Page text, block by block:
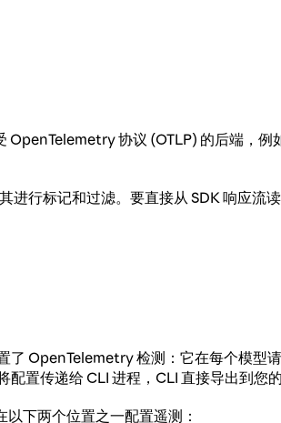
协议 (OTLP) 的后端，
行标记和过滤。要直接从 SDK 响应流
OpenTelemetry 检测：它在每个模型
置传递给 CLI 进程，CLI 直接导出到您的
下两个位置之一配置遥测：